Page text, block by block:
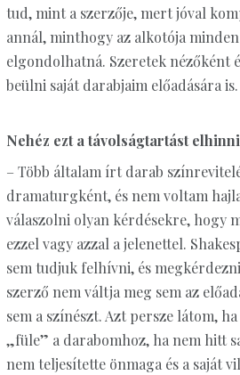
tud, mint a szerzője, mert jóval
annál, minthogy az alkotója
elgondolhatná. Szeretek nézőként
beülni saját darabjaim előadására is.
Nehéz ezt a távolságtartást
– Több általam írt darab
dramaturgként, és nem voltam
válaszolni olyan kérdésekre, hogy
ezzel vagy azzal a jelenettel.
sem tudjuk felhívni, és
szerző nem váltja meg sem az
sem a színészt. Azt persze látom,
„füle” a darabomhoz, ha nem hitt
nem teljesítette önmaga és a saját